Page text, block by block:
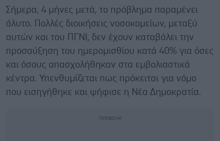
Σήμερα, 4 μήνες μετά, το πρόβλημα παραμένει
άλυτο. Πολλές διοικήσεις νοσοκομείων, μεταξύ
αυτών και του ΠΓΝΙ, δεν έχουν καταβάλει την
προσαύξηση του ημερομισθίου κατά 40% για όσες
και όσους απασχολήθηκαν στα εμβολιαστικά
κέντρα. Υπενθυμίζεται πως πρόκειται για νόμο
που εισηγήθηκε και ψήφισε η Νέα Δημοκρατία.